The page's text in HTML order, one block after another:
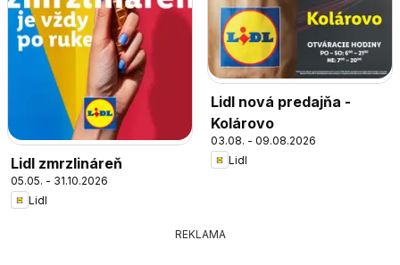
Lidl zmrzlináreň
05.05. - 31.10.2026
Lidl
Lidl nová predajňa -
Kolárovo
03.08. - 09.08.2026
Lidl
REKLAMA